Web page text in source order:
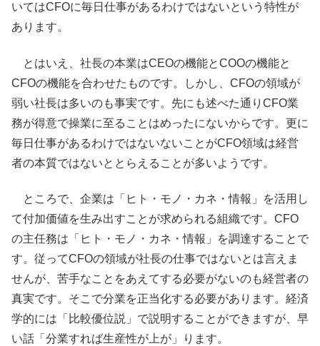
いてはCFOに毎日仕事があるわけではないという特性が
あります。
とはいえ、社長の本業はCEOの機能とCOOの機能と
CFOの機能を合わせたものです。しかし、CFOの領域が
弱い社長は多いのも事実です。先にも述べた通りCFO業
務が得意で操業に至ることはめったにないからです。更に
毎日仕事があるわけではないないことがCFO領域は経営
者の本質ではないととらえることが多いようです。
ところで、企業は「ヒト・モノ・カネ・情報」を活用し
て付加価値を生み出すことが求められる組織です。CFO
の主任務は「ヒト・モノ・カネ・情報」を調達することで
す。従ってCFOの領域が社長の仕事ではないとは言えま
せんが、苦手なことをあえてする必要がないのも経営者の
真実です。そこで分業を正当化する必要があります。経済
学的には「比較優位説」で説明することができますが、早
い話「分業すれば生産性が上が」ります。